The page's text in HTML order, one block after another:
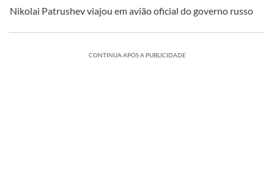
Nikolai Patrushev viajou em avião oficial do governo russo
CONTINUA APÓS A PUBLICIDADE